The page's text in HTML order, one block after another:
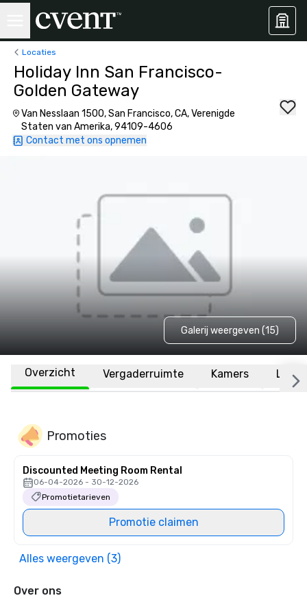
Locaties
Holiday Inn San Francisco-
Golden Gateway
Van Nesslaan 1500, San Francisco, CA, Verenigde
Staten van Amerika, 94109-4606
Contact met ons opnemen
Galerij weergeven (15)
Overzicht Vergaderruimte Kamers
Promoties
Discounted Meeting Room Rental
06-04-2026 - 30-12-2026
Promotietarieven
Promotie claimen
Alles weergeven (3)
Over ons